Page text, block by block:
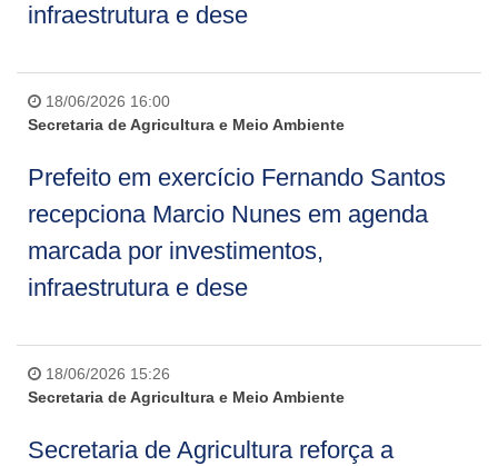
infraestrutura e dese
18/06/2026 16:00
Secretaria de Agricultura e Meio Ambiente
Prefeito em exercício Fernando Santos
recepciona Marcio Nunes em agenda
marcada por investimentos,
infraestrutura e dese
18/06/2026 15:26
Secretaria de Agricultura e Meio Ambiente
Secretaria de Agricultura reforça a